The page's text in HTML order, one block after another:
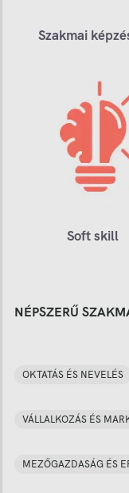
Szakmai
Soft skill
NÉPSZERŰ
OKTATÁS ÉS NEVELÉS
VÁLLALKOZÁS ÉS
MEZŐGAZDASÁG ÉS